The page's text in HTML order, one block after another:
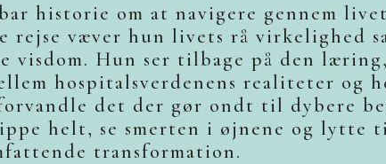
historie om at navigere gennem
rejse væver hun livets rå virkelighed
visdom. Hun ser tilbage på den
hospitalsverdenens realiteter og
det der gør ondt til dybere
helt, se smerten i øjnene og lytte
transformation.